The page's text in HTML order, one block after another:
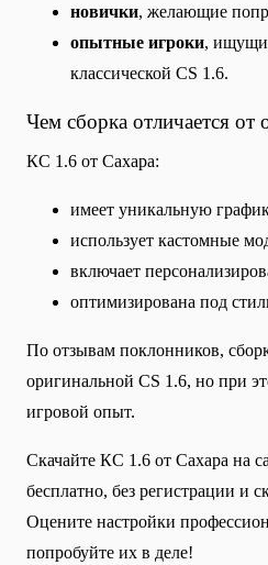
новички, желающие
опытные игроки,
классической CS 1.6.
Чем сборка отличается от
КС 1.6 от Сахара:
имеет уникальную
использует кастомные
включает
оптимизирована под
По отзывам поклонников,
оригинальной CS 1.6, но при
игровой опыт.
Скачайте КС 1.6 от Сахара на
бесплатно, без регистрации и
Оцените настройки
попробуйте их в деле!